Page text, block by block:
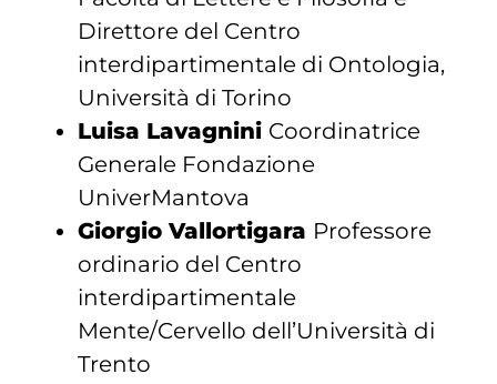
Direttore del Centro
interdipartimentale di Ontologia,
Università di Torino
Luisa Lavagnini Coordinatrice
Generale Fondazione
UniverMantova
Giorgio Vallortigara Professore
ordinario del Centro
interdipartimentale
Mente/Cervello dell’Università di
Trento